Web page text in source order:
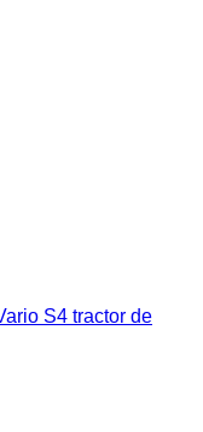
S4 tractor de